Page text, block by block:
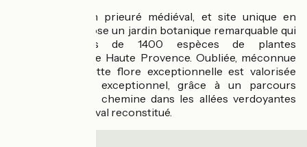
, ancien prieuré médiéval, et site unique en
Provence, propose un jardin botanique remarquable qui
rassemble plus de 1400 espèces de plantes
traditionnelles de Haute Provence. Oubliée, méconnue
ou ancienne, cette flore exceptionnelle est valorisée
dans un cadre exceptionnel, grâce à un parcours
pédagogique qui chemine dans les allées verdoyantes
d’un jardin médiéval reconstitué.